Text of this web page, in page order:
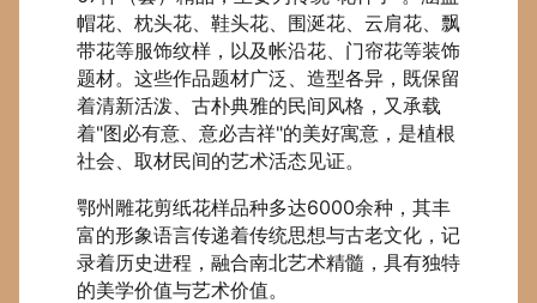
帽花、枕头花、鞋头花、围涎花、云肩花、飘
带花等服饰纹样，以及帐沿花、门帘花等装饰
题材。这些作品题材广泛、造型各异，既保留
着清新活泼、古朴典雅的民间风格，又承载
着"图必有意、意必吉祥"的美好寓意，是植根
社会、取材民间的艺术活态见证。
鄂州雕花剪纸花样品种多达6000余种，其丰
富的形象语言传递着传统思想与古老文化，记
录着历史进程，融合南北艺术精髓，具有独特
的美学价值与艺术价值。